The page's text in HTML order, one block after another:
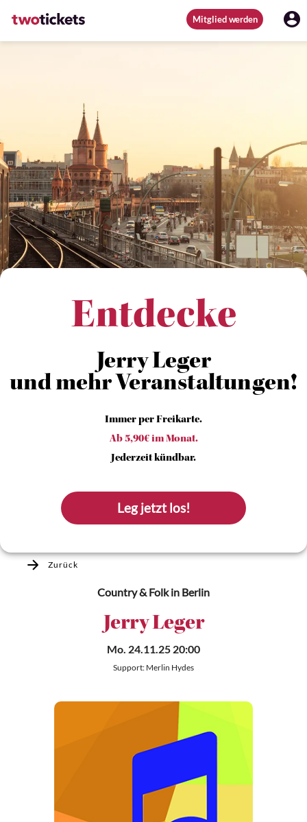
Mitglied werden
Entdecke
Jerry Leger
und mehr Veranstaltungen!
Immer per Freikarte.
Ab 5,90€ im Monat.
Jederzeit kündbar.
Leg jetzt los!
Zurück
Country & Folkin Berlin
Jerry Leger
Mo. 24.11.25 20:00
Support: Merlin Hydes